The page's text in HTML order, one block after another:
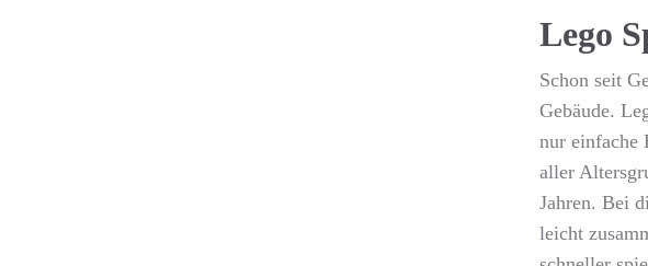
Lego
Schon seit
Gebäude.
nur einfache
aller
Jahren. Bei
leicht